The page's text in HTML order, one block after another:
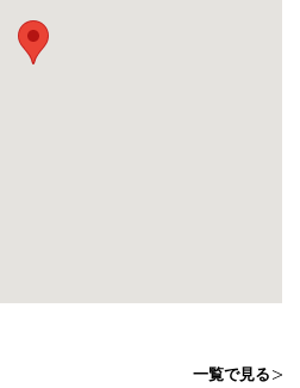
一覧で見る